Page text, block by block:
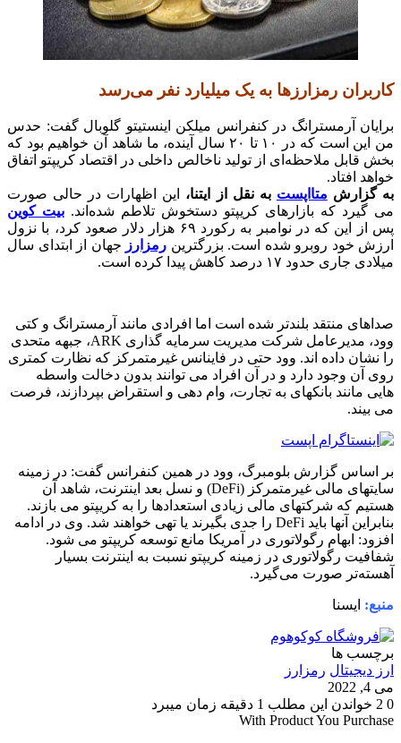
کاربران رمزارزها به یک میلیارد نفر می‌رسد
برایان آرمسترانگ در کنفرانس میلکن اینستیتو گلوبال گفت: حدس
من این است که در ۱۰ تا ۲۰ سال آینده، ما شاهد آن خواهیم بود که
بخش قابل ملاحظه‌ای از تولید ناخالص داخلی در اقتصاد کریپتو اتفاق
خواهد افتاد.
به گزارش متااپست به نقل از ايتنا، این اظهارات در حالی صورت
می گیرد که بازارهای کریپتو دستخوش تلاطم شده‌اند. بیت کوین
پس از این که در نوامبر به رکورد ۶۹ هزار دلار صعود کرد، با نزول
ارزش خود روبرو شده است. بزرگترین رمزارز جهان از ابتدای سال
میلادی جاری حدود ۱۷ درصد کاهش پیدا کرده است.
صداهای منتقد بلندتر شده است اما افرادی مانند آرمسترانگ و کتی
وود، مدیرعامل شرکت مدیریت سرمایه گذاری ARK، جبهه متحدی
را نشان داده اند. وود حتی در فاینانس غیرمتمرکز که نظارت کمتری
روی آن وجود دارد و در آن افراد می توانند بدون دخالت واسطه
هایی مانند بانکهای به تجارت، وام دهی و استقراض بپردازند، فرصت
می بیند.
بر اساس گزارش بلومبرگ، وود در همین کنفرانس گفت: در زمینه
سایتهای مالی غیرمتمرکز (DeFi) و نسل بعد اینترنت، شاهد آن
هستیم که شرکتهای مالی زیادی استعدادها را به کریپتو می بازند.
بنابراین آنها باید DeFi را جدی بگیرند یا تهی خواهند شد. وی در ادامه
افزود: ابهام رگولاتوری در آمریکا مانع توسعه کریپتو می شود.
شفافیت رگولاتوری در زمینه کریپتو نسبت به اینترنت بسیار
آهسته‌تر صورت می‌گیرد.
منبع: ایسنا
برچسب ها
ارز دیجیتال رمزارز
می 4, 2022
0
خواندن این مطلب 1 دقیقه زمان میبرد
With Product You Purchase